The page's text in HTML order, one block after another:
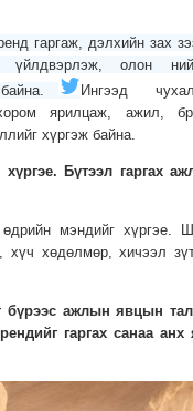
гаргаж, дэлхийн зах
үйлдвэрлэж, олон
Ингээд
ярилцаж, ажил,
хүргэж байна.
Бүтээл гаргах
мэндийг хүргэе.
хүч хөдөлмөр, хичээл
бүрээс ажлын явцын
гаргах санаа анх